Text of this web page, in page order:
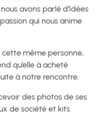
avons parlé d’Idées
qui nous anime
cette même personne,
qu’elle à acheté
à notre rencontre.
des photos de ses
de société et kits